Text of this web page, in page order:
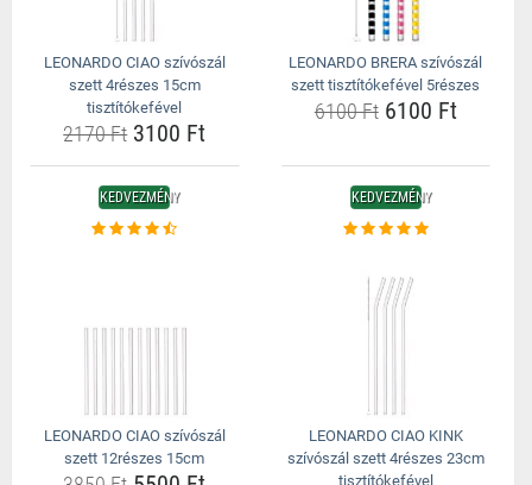
LEONARDO CIAO szívószál
szett 4részes 15cm
tisztítókefével
2170 Ft3100 Ft
LEONARDO BRERA szívószál
szett tisztítókefével 5részes
6100 Ft6100 Ft
KEDVEZMÉNY
LEONARDO CIAO szívószál
szett 12részes 15cm
KEDVEZMÉNY
LEONARDO CIAO KINK
szívószál szett 4részes 23cm
tisztítókefével